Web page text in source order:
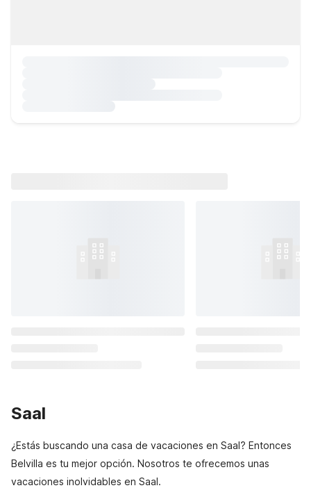
Saal
¿Estás buscando una casa de vacaciones en Saal? Entonces
Belvilla es tu mejor opción. Nosotros te ofrecemos unas
vacaciones inolvidables en Saal.